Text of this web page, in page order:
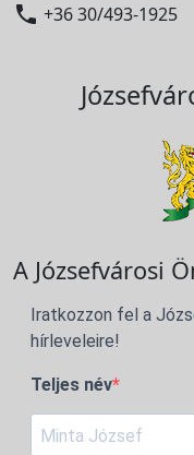
 +36 30/493-1925
A Józsefvárosi
Iratkozzon fel a
hírleveleire!
Teljes név